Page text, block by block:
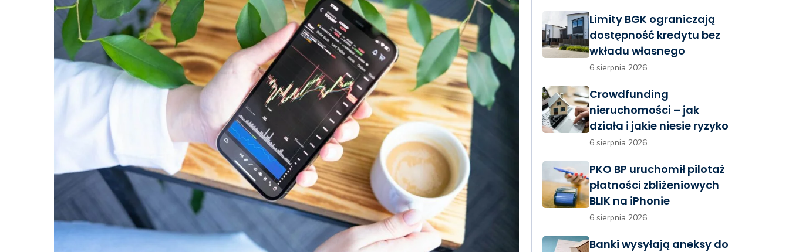
Limity BGK ograniczają
dostępność kredytu bez
wkładu własnego
6 sierpnia 2026
Crowdfunding
nieruchomości – jak
działa i jakie niesie ryzyko
6 sierpnia 2026
PKO BP uruchomił pilotaż
płatności zbliżeniowych
BLIK na iPhonie
6 sierpnia 2026
Banki wysyłają aneksy do